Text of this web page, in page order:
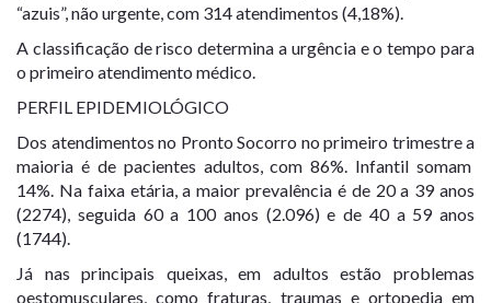
“azuis”, não urgente, com 314 atendimentos (4,18%).
A classificação de risco determina a urgência e o tempo para
o primeiro atendimento médico.
PERFIL EPIDEMIOLÓGICO
Dos atendimentos no Pronto Socorro no primeiro trimestre a
maioria é de pacientes adultos, com 86%. Infantil somam
14%. Na faixa etária, a maior prevalência é de 20 a 39 anos
(2274), seguida 60 a 100 anos (2.096) e de 40 a 59 anos
(1744).
Já nas principais queixas, em adultos estão problemas
oestomusculares, como fraturas, traumas e ortopedia em